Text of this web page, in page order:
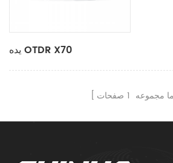
يده OTDR X70
ما مجموعه 1 صفحات